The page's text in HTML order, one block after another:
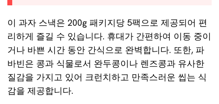
이 과자 스낵은 200g 패키지당 5팩으로 제공되어 편
리하게 즐길 수 있습니다. 휴대가 간편하여 이동 중이
거나 바쁜 시간 동안 간식으로 완벽합니다. 또한, 파
바빈은 콩과 식물로서 완두콩이나 렌즈콩과 유사한
질감을 가지고 있어 크런치하고 만족스러운 씹는 식
감을 제공합니다.